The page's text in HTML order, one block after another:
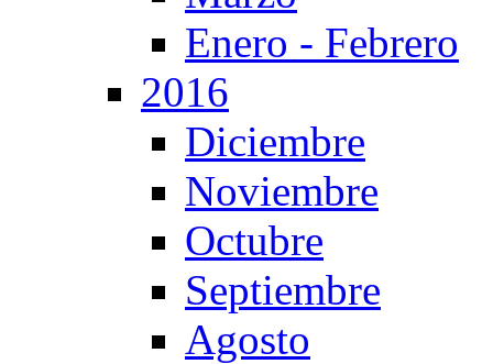
Enero - Febrero
2016
Diciembre
Noviembre
Octubre
Septiembre
Agosto